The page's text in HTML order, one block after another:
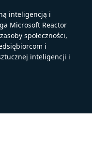
inteligencją i
Microsoft Reactor
społeczności,
i
inteligencji i